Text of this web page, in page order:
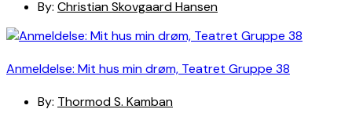
By: Christian Skovgaard Hansen
Anmeldelse: Mit hus min drøm, Teatret Gruppe 38
By: Thormod S. Kamban